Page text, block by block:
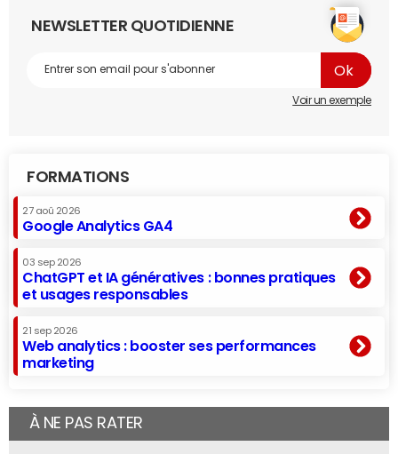
NEWSLETTER QUOTIDIENNE
Voir un exemple
FORMATIONS
27 aoû 2026
Google Analytics GA4
03 sep 2026
ChatGPT et IA génératives : bonnes pratiques
et usages responsables
21 sep 2026
Web analytics : booster ses performances
marketing
À NE PAS RATER